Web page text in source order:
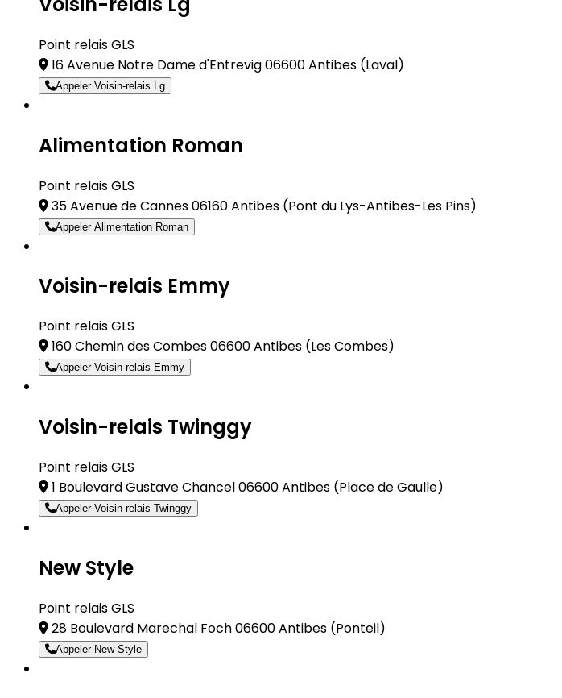
Point relais GLS
16 Avenue Notre Dame d'Entrevig 06600 Antibes (Laval)
Appeler Voisin-relais Lg
Alimentation Roman
Point relais GLS
35 Avenue de Cannes 06160 Antibes (Pont du Lys-Antibes-Les Pins)
Appeler Alimentation Roman
Voisin-relais Emmy
Point relais GLS
160 Chemin des Combes 06600 Antibes (Les Combes)
Appeler Voisin-relais Emmy
Voisin-relais Twinggy
Point relais GLS
1 Boulevard Gustave Chancel 06600 Antibes (Place de Gaulle)
Appeler Voisin-relais Twinggy
New Style
Point relais GLS
28 Boulevard Marechal Foch 06600 Antibes (Ponteil)
Appeler New Style